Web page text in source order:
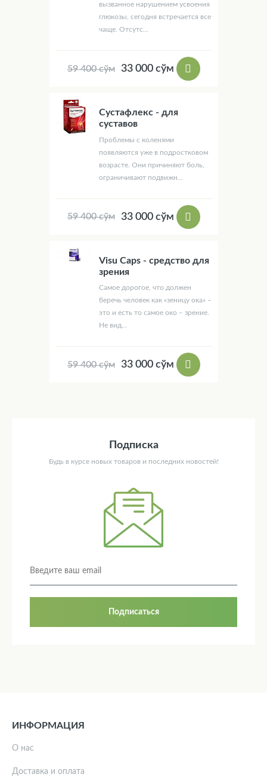
вызванное нарушением усвоения
глюкозы, сегодня встречается все
чаще. Отсутс...
59 400 сўм 33 000 сўм
Сустафлекс - для
суставов
Проблемы с коленями
появляются уже в подростковом
возрасте. Они причиняют боль,
ограничивают подвижн...
59 400 сўм 33 000 сўм
Visu Caps - средство для
зрения
Самое дорогое, что должен
беречь человек как «зеницу ока» –
это и есть то самое око – зрение.
Не вид...
59 400 сўм 33 000 сўм
Подписка
Будь в курсе новых товаров и последних новостей!
Подписаться
ИНФОРМАЦИЯ
О нас
Доставка и оплата